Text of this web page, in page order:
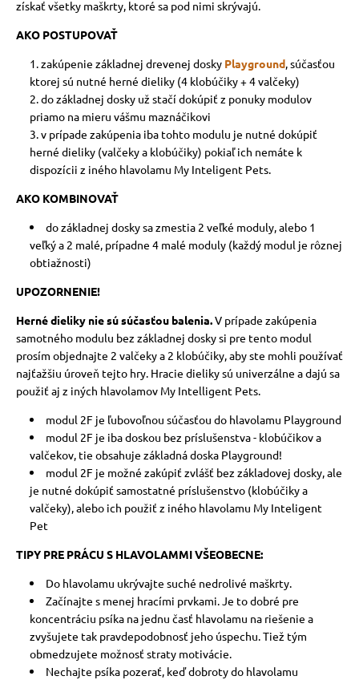
získať všetky maškrty, ktoré sa pod nimi skrývajú.
AKO POSTUPOVAŤ
zakúpenie základnej drevenej dosky Playground, súčasťou
ktorej sú nutné herné dieliky (4 klobúčiky + 4 valčeky)
do základnej dosky už stačí dokúpiť z ponuky modulov
priamo na mieru vášmu maznáčikovi
v prípade zakúpenia iba tohto modulu je nutné dokúpiť
herné dieliky (valčeky a klobúčiky) pokiaľ ich nemáte k
dispozícii z iného hlavolamu My Inteligent Pets.
AKO KOMBINOVAŤ
do základnej dosky sa zmestia 2 veľké moduly, alebo 1
veľký a 2 malé, prípadne 4 malé moduly (každý modul je rôznej
obtiažnosti)
UPOZORNENIE!
Herné dieliky nie sú súčasťou balenia.V prípade zakúpenia
samotného modulu bez základnej dosky si pre tento modul
prosím objednajte 2 valčeky a 2 klobúčiky, aby ste mohli používať
najťažšiu úroveň tejto hry. Hracie dieliky sú univerzálne a dajú sa
použiť aj z iných hlavolamov My Intelligent Pets.
modul 2F je ľubovoľnou súčasťou do hlavolamu Playground
modul 2F je iba doskou bez príslušenstva - klobúčikov a
valčekov, tie obsahuje základná doska Playground!
modul 2F je možné zakúpiť zvlášť bez základovej dosky, ale
je nutné dokúpiť samostatné príslušenstvo (klobúčiky a
valčeky), alebo ich použiť z iného hlavolamu My Inteligent
Pet
TIPY PRE PRÁCU S HLAVOLAMMI VŠEOBECNE:
Do hlavolamu ukrývajte suché nedrolivé maškrty.
Začínajte s menej hracími prvkami. Je to dobré pre
koncentráciu psíka na jednu časť hlavolamu na riešenie a
zvyšujete tak pravdepodobnosť jeho úspechu. Tiež tým
obmedzujete možnosť straty motivácie.
Nechajte psíka pozerať, keď dobroty do hlavolamu